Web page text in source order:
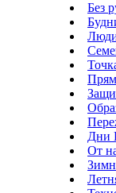
Без
Дни
От